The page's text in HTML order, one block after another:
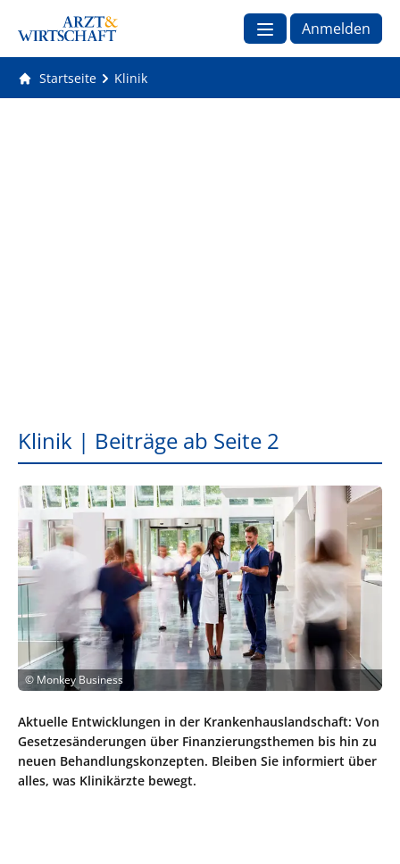
Anmelden
Startseite Klinik
Klinik | Beiträge ab Seite 2
© Monkey Business
Aktuelle Entwicklungen in der Krankenhauslandschaft: Von
Gesetzesänderungen über Finanzierungsthemen bis hin zu
neuen Behandlungskonzepten. Bleiben Sie informiert über
alles, was Klinikärzte bewegt.